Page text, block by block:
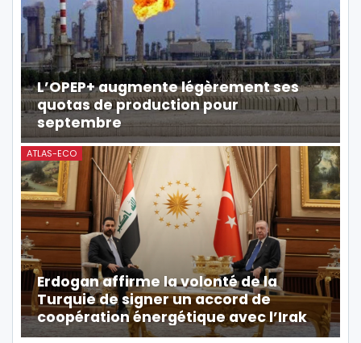
L’OPEP+ augmente légèrement ses
quotas de production pour
septembre
ATLAS-ECO
Erdogan affirme la volonté de la
Turquie de signer un accord de
coopération énergétique avec l’Irak